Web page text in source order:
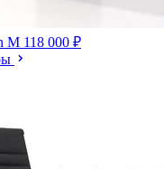
M 118 000 ₽